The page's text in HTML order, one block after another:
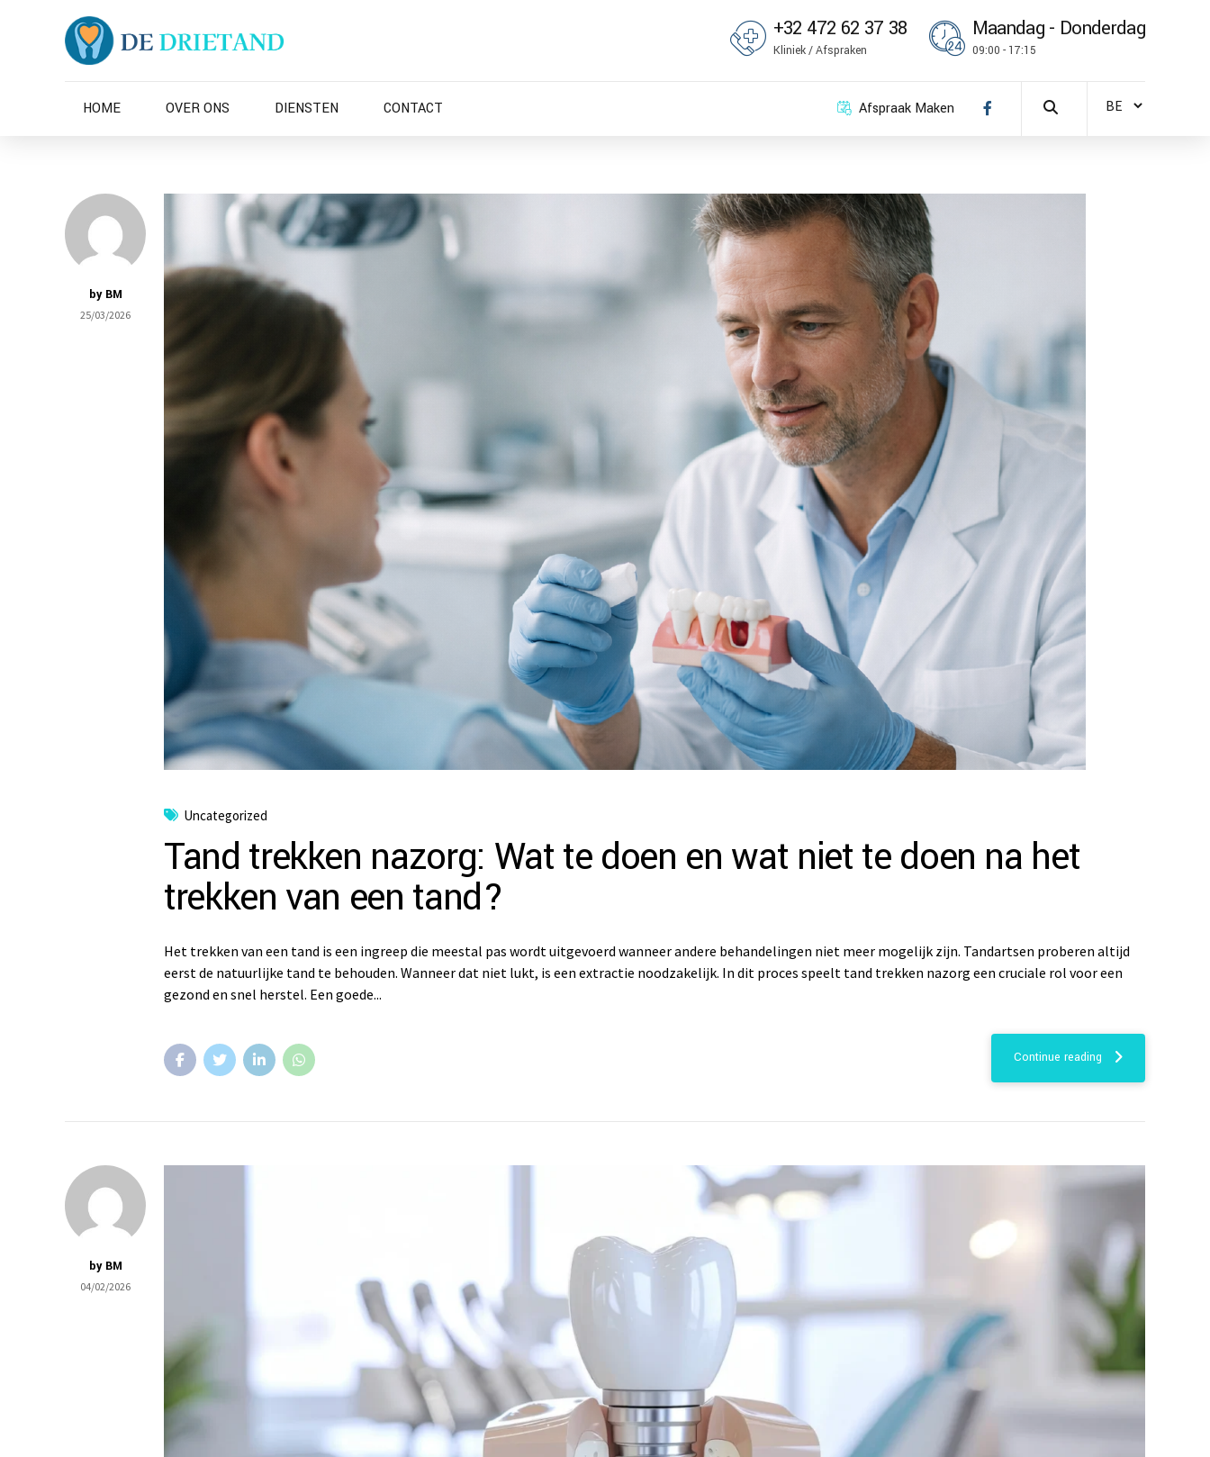
+32 472 62 37 38
Kliniek / Afspraken
Maandag - Donderdag
09:00 - 17:15
Afspraak Maken
HOME OVER ONS DIENSTEN CONTACT
by BM
25/03/2026
Uncategorized
Tand trekken nazorg: Wat te doen en wat niet te doen na het
trekken van een tand?
Het trekken van een tand is een ingreep die meestal pas wordt uitgevoerd wanneer andere behandelingen niet meer mogelijk zijn. Tandartsen proberen altijd
eerst de natuurlijke tand te behouden. Wanneer dat niet lukt, is een extractie noodzakelijk. In dit proces speelt tand trekken nazorg een cruciale rol voor een
gezond en snel herstel. Een goede...
Continue reading
by BM
04/02/2026